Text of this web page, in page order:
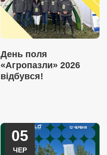
День поля
«Агропазли» 2026
відбувся!
05
ЧЕР